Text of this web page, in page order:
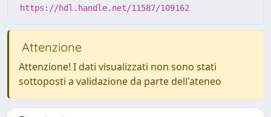
https://hdl.handle.net/11587/109162
Attenzione
Attenzione! I dati visualizzati non sono stati
sottoposti a validazione da parte dell'ateneo